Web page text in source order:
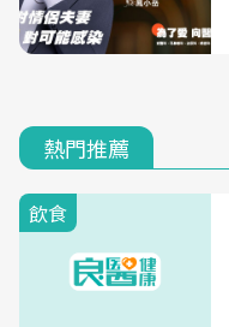
熱門推薦
飲食